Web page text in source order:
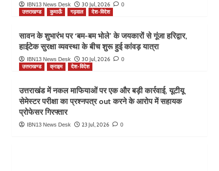
IBN13 News Desk 30 Jul, 2026 0
उत्तराखण्ड कुमाऊँ गढ़वाल देश-विदेश
सावन के शुभारंभ पर ‘बम-बम भोले’ के जयकारों से गूंजा हरिद्वार,
हाईटेक सुरक्षा व्यवस्था के बीच शुरू हुई कांवड़ यात्रा
IBN13 News Desk 30 Jul, 2026 0
उत्तराखण्ड क्राइम देश-विदेश
उत्तराखंड में नकल माफियाओं पर एक और बड़ी कार्रवाई, यूटीयू
सेमेस्टर परीक्षा का प्रश्नपत्र out करने के आरोप में सहायक
प्रोफेसर गिरफ्तार
IBN13 News Desk 23 Jul, 2026 0